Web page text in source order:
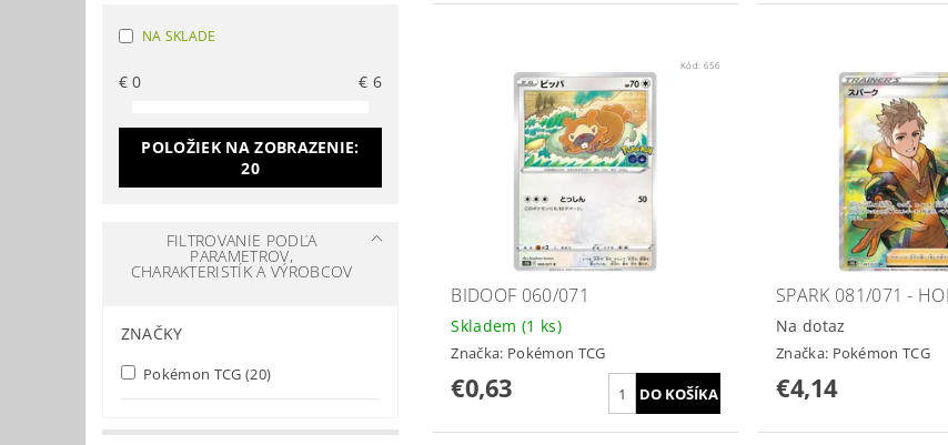
NA SKLADE
€0 €6
POLOŽIEK NA ZOBRAZENIE:
20
FILTROVANIE PODĽA
PARAMETROV,
CHARAKTERISTÍK A VÝROBCOV
ZNAČKY
Pokémon TCG (20)
Kód: 656
BIDOOF 060/071
Skladem (1 ks)
Značka: Pokémon TCG
€0,63
SPARK 081/071 -
Na dotaz
Značka: Pokémon TCG
€4,14